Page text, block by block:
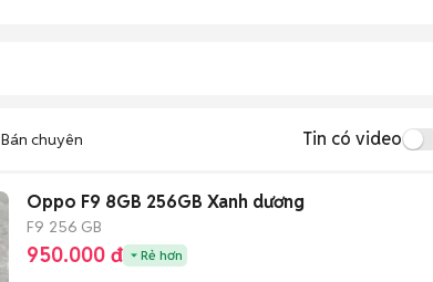
Bán chuyên Tin có video
Oppo F9 8GB 256GB Xanh dương
F9 256 GB
950.000 đ Rẻ hơn